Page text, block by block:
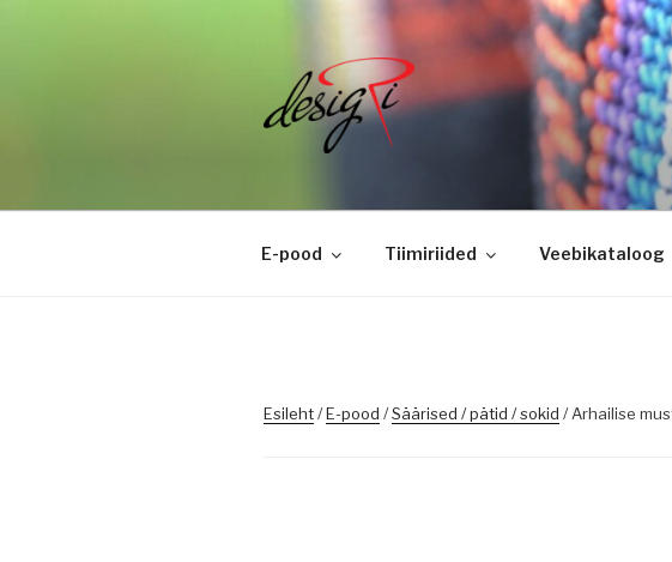
Masintikkimine, tiimiriided, logo riietele
E-pood Tiimiriided Veebikataloog
Esileht/E-pood /Säärised / pätid / sokid / Arhailise